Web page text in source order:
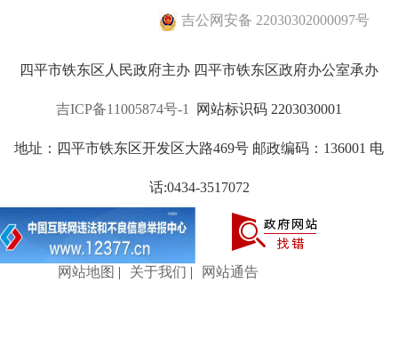
吉公网安备 22030302000097号
四平市铁东区人民政府主办 四平市铁东区政府办公室承办
吉ICP备11005874号-1 网站标识码 2203030001
地址：四平市铁东区开发区大路469号 邮政编码：136001 电
话:0434-3517072
网站地图 | 关于我们 | 网站通告